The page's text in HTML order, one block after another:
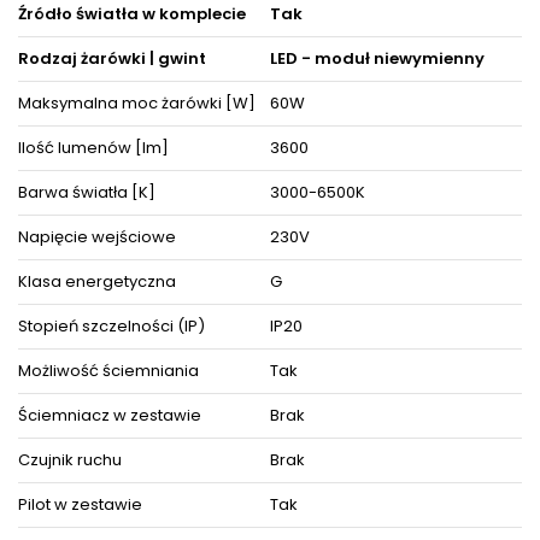
Decydując się na ten model oświetlenia nie tylko odpowiednio
rozświetlisz wybrane powierzchnie, ale też zyskasz
zachwycającą i cieszącą oko dekorację, która nada wnętrzom
niepowtarzalnego wyglądu i elegancji, akcentując zarazem ich
detale i wystrój pośród pozostałych mebli i akcesoriów
wyposażenia wnętrz.
Oświetlenie doskonale prezentuje się pojedynczo oraz w
towarzystwie innych lamp jako instalacje świetlne, dzięki czemu
można dopasować je do różnego typu pomieszczeń.
Produkt posiada certyfikaty zgodności i objęty jest gwarancją
producenta.
Zestaw zawiera instrukcję obsługi oraz elementy niezbędne do
złożenia sprzętu.
ZOBACZ PODOBNE PRODUKTY W KATEGORIACH
Źródło światła w komplecie
Tak
Rodzaj żarówki | gwint
LED - moduł niewymienny
Maksymalna moc żarówki [W]
60W
Ilość lumenów [lm]
3600
Barwa światła [K]
3000-6500K
Napięcie wejściowe
230V
Klasa energetyczna
G
Stopień szczelności (IP)
IP20
Możliwość ściemniania
Tak
Ściemniacz w zestawie
Brak
Czujnik ruchu
Brak
Pilot w zestawie
Tak